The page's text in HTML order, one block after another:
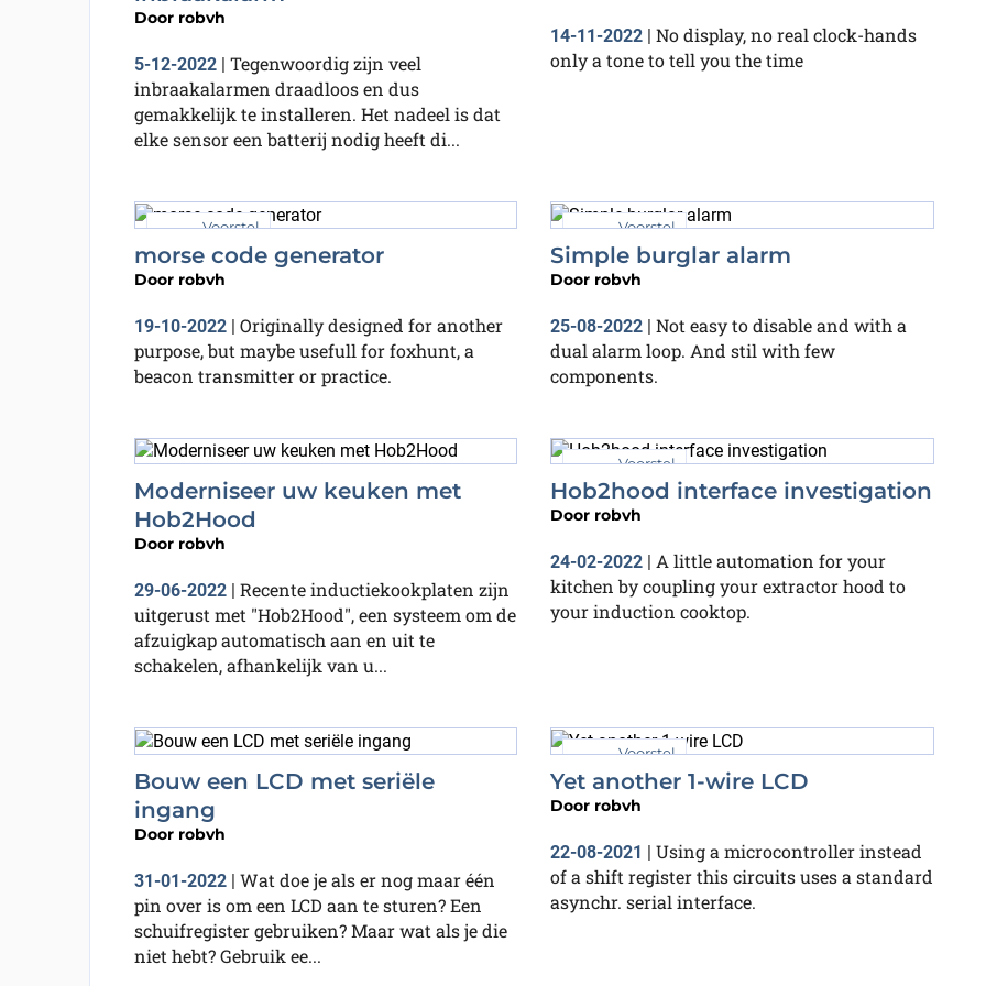
Door robvh
5-12-2022| Tegenwoordig zijn veel
inbraakalarmen draadloos en dus
gemakkelijk te installeren. Het nadeel is dat
elke sensor een batterij nodig heeft di...
14-11-2022 | No display, no real clock-hands
only a tone to tell you the time
Voorstel
morse code generator
Door robvh
19-10-2022| Originally designed for another
purpose, but maybe usefull for foxhunt, a
beacon transmitter or practice.
Voorstel
Simple burglar alarm
Door robvh
25-08-2022 | Not easy to disable and with a
dual alarm loop. And stil with few
components.
Moderniseer uw keuken met
Hob2Hood
Door robvh
29-06-2022| Recente inductiekookplaten zijn
uitgerust met "Hob2Hood", een systeem om de
afzuigkap automatisch aan en uit te
schakelen, afhankelijk van u...
Voorstel
Hob2hood interface investigation
Door robvh
24-02-2022
A little automation for your
kitchen by coupling your extractor hood to
your induction cooktop.
Bouw een LCD met seriële
ingang
Door robvh
31-01-2022| Wat doe je als er nog maar één
pin over is om een LCD aan te sturen? Een
schuifregister gebruiken? Maar wat als je die
niet hebt? Gebruik ee...
Voorstel
Yet another 1-wire LCD
Door robvh
22-08-2021 | Using a microcontroller instead
of a shift register this circuits uses a standard
asynchr. serial interface.